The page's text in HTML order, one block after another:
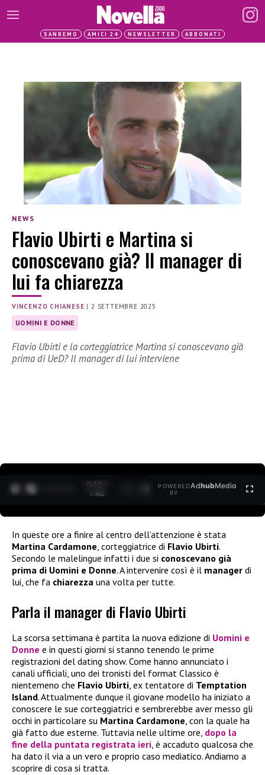
SANREMO AMICI 24 NEWSLETTER ABBONATI
NEWS
Flavio Ubirti e Martina si
conoscevano già? Il manager di
lui fa chiarezza
VINCENZO CHIANESE |2 SETTEMBRE 2025
UOMINI E DONNE
Flavio Ubirti e la corteggiatrice Martina si conoscevano già
prima di UeD? Il manager di lui interviene
0:14 /
1:40
POWERED
BY
AdhubMedia
In queste ore a finire al centro dell’attenzione è stata
Martina Cardamone , corteggiatrice di Flavio Ubirti.
Secondo le malelingue infatti i due si conoscevano già
prima di Uomini e Donne. A intervenire così è il manager di
lui, che fa chiarezza una volta per tutte.
Parla il manager di Flavio Ubirti
La scorsa settimana è partita la nuova edizione di Uomini e
Donne e in questi giorni si stanno tenendo le prime
registrazioni del dating show. Come hanno annunciato i
canali ufficiali, uno dei tronisti del format Classico è
nientemeno che Flavio Ubirti, ex tentatore di Temptation
Island. Attualmente dunque il giovane modello ha iniziato a
conoscere le sue corteggiatrici e sembrerebbe aver messo gli
occhi in particolare su Martina Cardamone, con la quale ha
già fatto due esterne. Tuttavia nelle ultime ore, dopo la
fine della puntata registrata ieri, è accaduto qualcosa che
ha dato il via a un vero e proprio caso mediatico. Andiamo a
scoprire di cosa si tratta.